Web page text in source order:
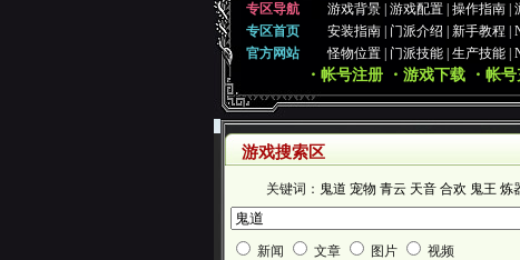
专区导航
专区首页
官方网站
游戏背景| 游戏配置| 操作指南|
安装指南| 门派介绍 新手教程
怪物位置| 门派技能| 生产技能|
・帐号注册 ・游戏下载 ・帐
游戏搜索区
关键词： 鬼道 宠物 青云 天音 合欢 鬼王 炼
新闻 文章 图片 视频